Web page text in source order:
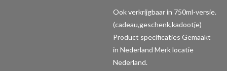
Ook verkrijgbaar in 750ml-versie.
(cadeau,geschenk,kadootje)
Product specificaties Gemaakt
in Nederland Merk locatie
Nederland.